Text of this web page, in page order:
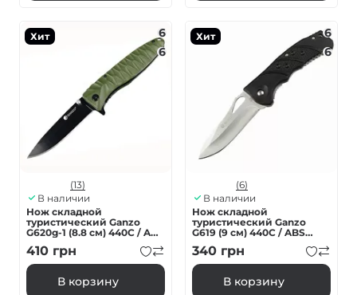
Хит
6
6
(13)
В наличии
Нож складной
туристический Ganzo
G620g-1 (8.8 см) 440C / ABS
зеленый
410 грн
В корзину
Хит
6
6
(6)
В наличии
Нож складной
туристический Ganzo
G619 (9 см) 440C / ABS
черный
340 грн
В корзину